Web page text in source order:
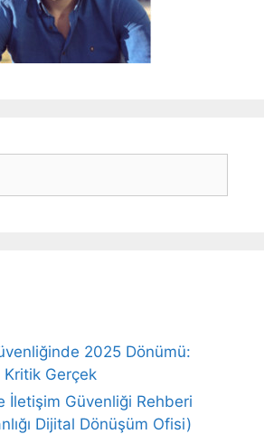
2025 Dönümü:
Kritik Gerçek
İletişim Güvenliği Rehberi
Dijital Dönüşüm Ofisi)